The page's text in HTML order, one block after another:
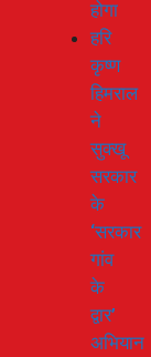
होगा
हरि
कृष्ण
हिमराल
ने
सुक्खू
सरकार
के
‘सरकार
गांव
के
द्वार’
अभियान